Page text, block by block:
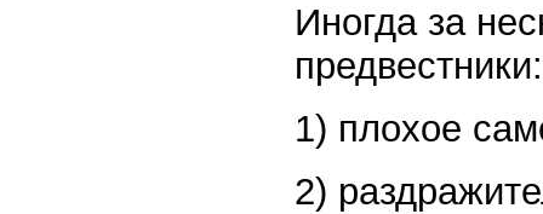
Иногда за
предвестники:
1) плохое
2)